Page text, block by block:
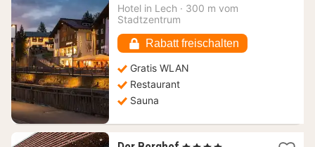
ab
Hotel in Lech · 300 m vom
Stadtzentrum
Rabatt freischalten
Gratis WLAN
Restaurant
Sauna